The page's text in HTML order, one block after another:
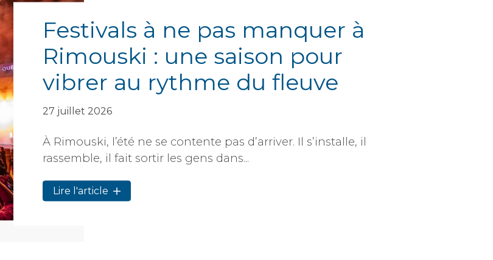
Festivals à ne pas manquer à
Rimouski : une saison pour
vibrer au rythme du fleuve
27 juillet 2026
À Rimouski, l’été ne se contente pas d’arriver. Il s’installe, il
rassemble, il fait sortir les gens dans...
Lire l'article